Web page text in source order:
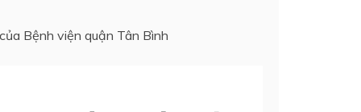
Bệnh viện quận Tân Bình